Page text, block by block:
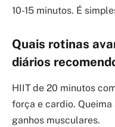
10-15 minutos. É
Quais rotinas
diários
HIIT de 20 minutos
força e cardio.
ganhos musculares.